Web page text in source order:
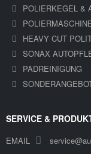
POLIERKEGEL &
HEAVY CUT
SONAX
PADREINIGUNG
SERVICE &
EMAIL